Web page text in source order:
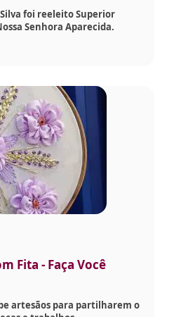
foi reeleito Superior
Senhora Aparecida.
Fita - Faça Você
artesãos para partilharem o